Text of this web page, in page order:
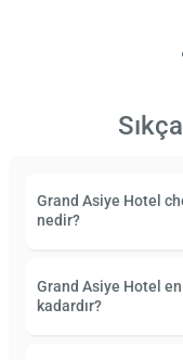
Grand Asiye Hotel
nedir?
Grand Asiye Hotel en
kadardır?